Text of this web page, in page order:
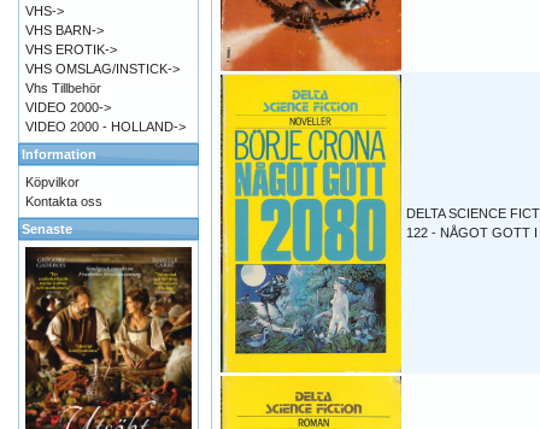
DELTA SCIENCE
122 - NÅGOT GOTT I
VHS->
VHS BARN->
VHS EROTIK->
VHS OMSLAG/INSTICK->
Vhs Tillbehör
VIDEO 2000->
VIDEO 2000 - HOLLAND->
Information
Köpvilkor
Kontakta oss
Senaste